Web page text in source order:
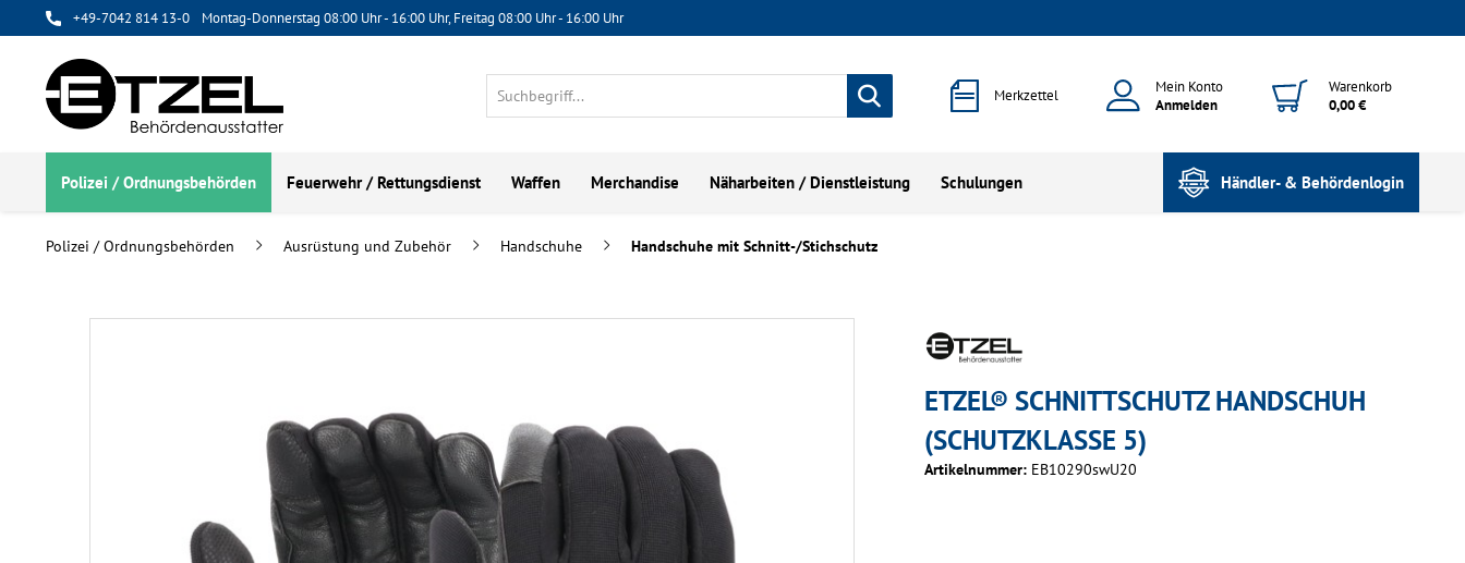
+49-7042 814 13-0 Montag-Donnerstag 08:00 Uhr - 16:00 Uhr, Freitag 08:00 Uhr - 16:00 Uhr
Merkzettel
Mein Konto
Anmelden
Warenkorb
0,00 €
Polizei / Ordnungsbehörden Feuerwehr / Rettungsdienst Waffen Merchandise Näharbeiten / Dienstleistung Schulungen Händler- & Behördenlogin
Polizei / Ordnungsbehörden Ausrüstung und Zubehör Handschuhe Handschuhe mit Schnitt-/Stichschutz
ETZEL® SCHNITTSCHUTZ HANDSCHUH
(SCHUTZKLASSE 5)
Artikelnummer: EB10290swU20